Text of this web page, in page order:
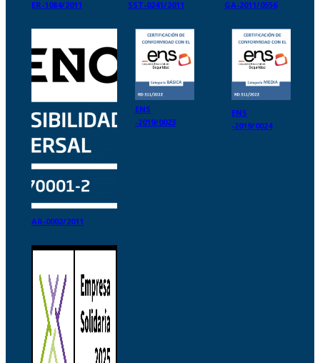
ER-1084/2011 SST-0241/2011 GA-2011/0556
AR-0002/2011
ENS
-2019/0023
ENS
-2019/0024